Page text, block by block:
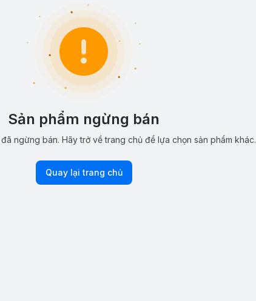
Sản phẩm ngừng bán
ngừng bán. Hãy trở về trang chủ để lựa chọn sản phẩm khác.
Quay lại trang chủ